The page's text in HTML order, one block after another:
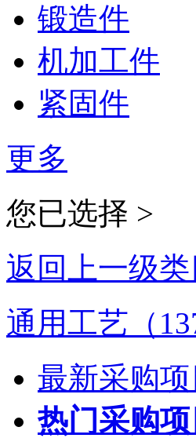
锻造件
机加工件
紧固件
更多
您已选择 >
返回上一级类
通用工艺（
最新采购项
热门采购项